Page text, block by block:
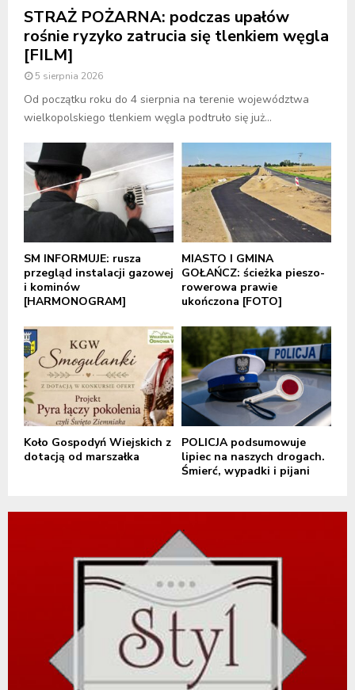
STRAŻ POŻARNA: podczas upałów
rośnie ryzyko zatrucia się tlenkiem węgla
[FILM]
5 sierpnia 2026
Od początku roku do 4 sierpnia na terenie województwa
wielkopolskiego tlenkiem węgla podtruło się już...
SM INFORMUJE: rusza
przegląd instalacji gazowej
i kominów
[HARMONOGRAM]
MIASTO I GMINA
GOŁAŃCZ: ścieżka pieszo-
rowerowa prawie
ukończona [FOTO]
Koło Gospodyń Wiejskich z
dotacją od marszałka
POLICJA podsumowuje
lipiec na naszych drogach.
Śmierć, wypadki i pijani